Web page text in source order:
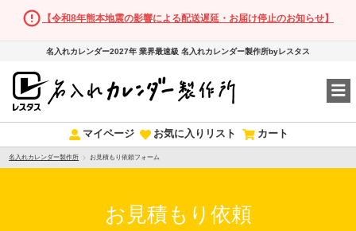
【令和8年熊本地震の影響による配送遅延・お届け停止のお知らせ】
名入れカレンダー2027年 業界最速級 名入れカレンダー製作所byレスタス
マイページ お気に入りリスト カート
名入れカレンダー製作所 お見積もり依頼フォーム
お見積もり依頼